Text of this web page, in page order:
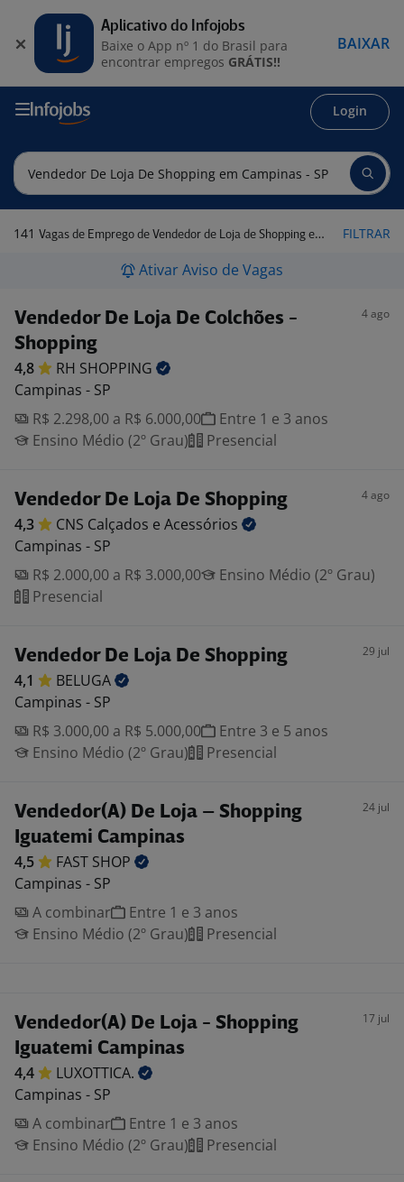
Login
141 Vagas de Emprego de Vendedor de Loja de Shopping em Campinas - SP FILTRAR
Ativar Aviso de Vagas
Vendedor De Loja De Colchões -
Shopping
4 ago
4,8 RH SHOPPING
Campinas - SP
R$ 2.298,00 a R$ 6.000,00
Entre 1 e 3 anos
Ensino Médio (2º Grau)
Presencial
Vendedor De Loja De Shopping 4 ago
4,3 CNS Calçados e Acessórios
Campinas - SP
R$ 2.000,00 a R$ 3.000,00
Ensino Médio (2º Grau)
Presencial
Vendedor De Loja De Shopping 29 jul
4,1
BELUGA
Campinas - SP
R$ 3.000,00 a R$ 5.000,00
Entre 3 e 5 anos
Ensino Médio (2º Grau)
Presencial
Vendedor(A) De Loja – Shopping
Iguatemi Campinas
24 jul
4,5 FAST SHOP
Campinas - SP
A combinar
Entre 1 e 3 anos
Ensino Médio (2º Grau)
Presencial
Vendedor(A) De Loja - Shopping
Iguatemi Campinas
17 jul
4,4
LUXOTTICA.
Campinas - SP
A combinar
Entre 1 e 3 anos
Ensino Médio (2º Grau)
Presencial
Aplicativo do Infojobs
Baixe o App nº 1 do Brasil para
encontrar empregos GRÁTIS!!
BAIXAR